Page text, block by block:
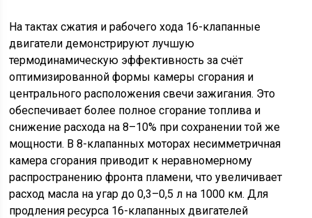
На тактах сжатия и рабочего хода 16-клапанные
двигатели демонстрируют лучшую
термодинамическую эффективность за счёт
оптимизированной формы камеры сгорания и
центрального расположения свечи зажигания. Это
обеспечивает более полное сгорание топлива и
снижение расхода на 8–10% при сохранении той же
мощности. В 8-клапанных моторах несимметричная
камера сгорания приводит к неравномерному
распространению фронта пламени, что увеличивает
расход масла на угар до 0,3–0,5 л на 1000 км. Для
продления ресурса 16-клапанных двигателей